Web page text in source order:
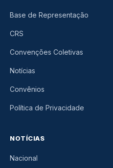
Base de Representação
CRS
Convenções Coletivas
Notícias
Convênios
Política de Privacidade
NOTÍCIAS
Nacional